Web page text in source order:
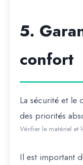
5.
confort
La sécurité et le
des priorités
Vérifier le matériel et
Il est important